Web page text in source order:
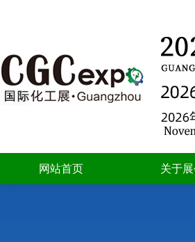
网站首页 关于